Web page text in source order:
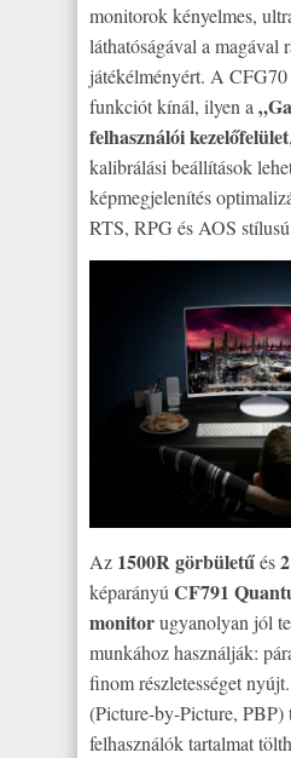
monitorok kényelmes,
láthatóságával a magával
játékélményért. A CFG70
funkciót kínál, ilyen a
felhasználói kezelőfelület
kalibrálási beállítások
képmegjelenítés
RTS, RPG és AOS
Az 1500R görbületűés
képarányúCF791
monitorugyanolyan jól
munkához használják:
finom részletességet
(Picture-by-Picture, PBP)
felhasználók tartalmat